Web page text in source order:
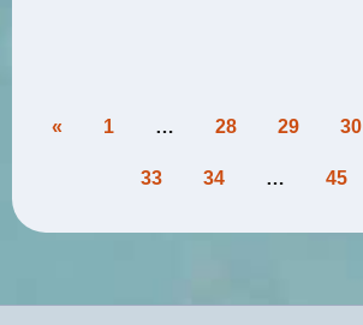
Pagination
publications
« 1 … 28 29 30
33 34 … 45